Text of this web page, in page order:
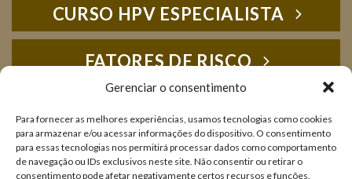
Gerenciar o consentimento
Para fornecer as melhores experiências, usamos tecnologias como cookies
para armazenar e/ou acessar informações do dispositivo. O consentimento
para essas tecnologias nos permitirá processar dados como comportamento
de navegação ou IDs exclusivos neste site. Não consentir ou retirar o
consentimento pode afetar negativamente certos recursos e funções.
CURSO HPV ESPECIALISTA
FATORES DE RISCO
IMUNOLOGIA